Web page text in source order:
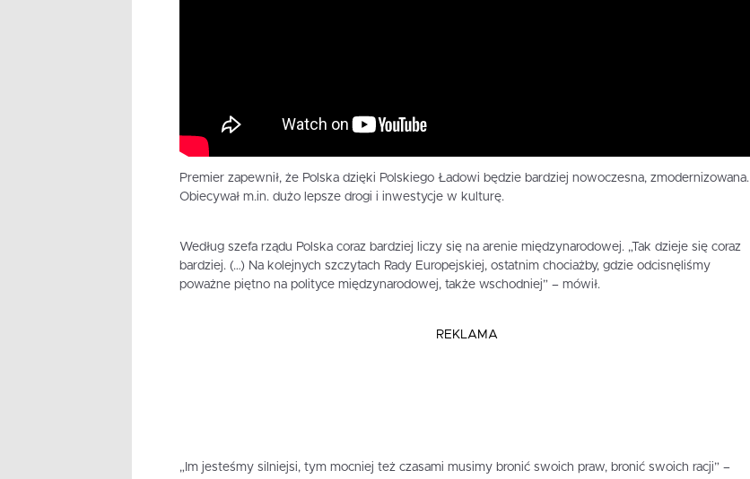
Premier zapewnił, że Polska dzięki Polskiego Ładowi będzie bardziej nowoczesna, zmodernizowana.
Obiecywał m.in. dużo lepsze drogi i inwestycje w kulturę.
Według szefa rządu Polska coraz bardziej liczy się na arenie międzynarodowej. „Tak dzieje się coraz
bardziej. (…) Na kolejnych szczytach Rady Europejskiej, ostatnim chociażby, gdzie odcisnęliśmy
poważne piętno na polityce międzynarodowej, także wschodniej” – mówił.
REKLAMA
„Im jesteśmy silniejsi, tym mocniej też czasami musimy bronić swoich praw, bronić swoich racji” –